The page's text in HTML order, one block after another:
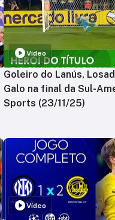
Vídeo
Goleiro do Lanús,
Galo na final da Sul-
Sports (23/11/25)
Vídeo